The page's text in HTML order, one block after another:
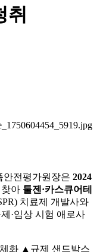
취
안전평가원장은 2024
아 툴젠·카스큐어테
치료제 개발사와
·임상 시험 애로사
화 ▲규제 샌드박스